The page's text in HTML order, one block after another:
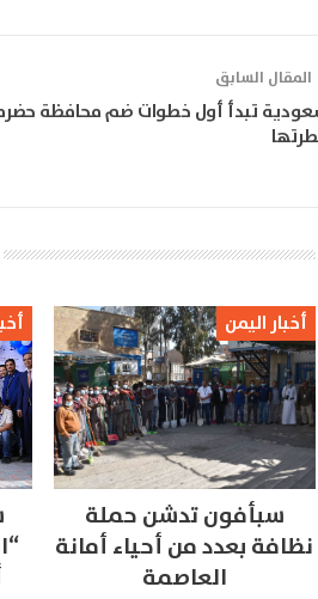
المقال السابق
تبدأ أول خطوات ضم محافظة
أخبار اليمن
سبأفون تدشن حملة
نظافة بعدد من أحياء أمانة
العاصمة